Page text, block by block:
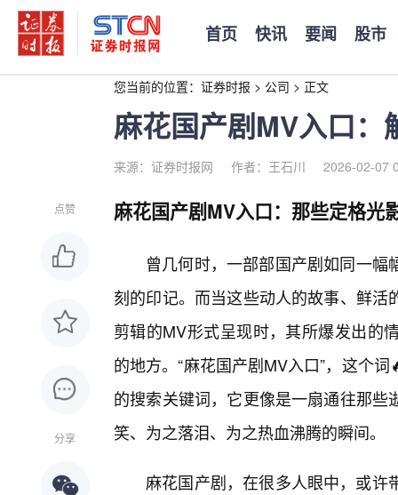
首页 快讯 要闻 股市
您当前的位置： 证券时报 > 公司 > 正文
麻花国产剧MV入口
来源：证券时报网 作者：王石川 2026-02-07
点赞
分享
麻花国产剧MV入口：那些定格光
曾几何时，一部部国产剧如同一
刻的印记。而当这些动人的故事、鲜
剪辑的MV形式呈现时，其所爆发出的
的地方。“麻花国产剧MV入口”，这个
的搜索关键词，它更像是一扇通往那
笑、为之落泪、为之热血沸腾的瞬间。
麻花国产剧，在很多人眼中，或许